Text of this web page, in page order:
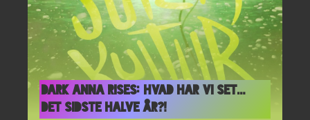
Dark Anna Rises: Hvad har vi set…
det sidste halve år?!